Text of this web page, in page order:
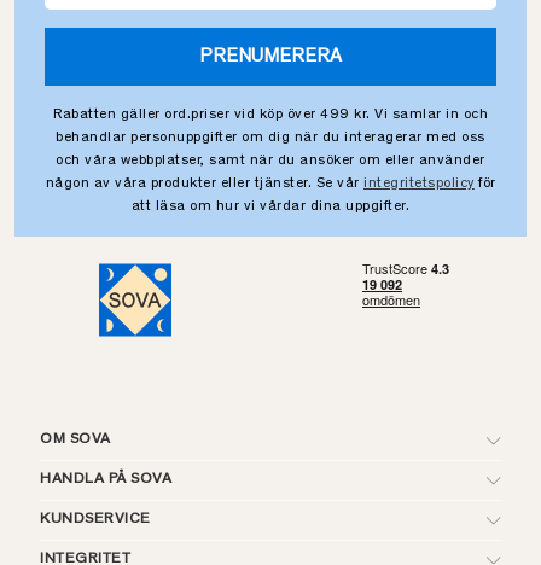
PRENUMERERA
Rabatten gäller ord.priser vid köp över 499 kr. Vi samlar in och
behandlar personuppgifter om dig när du interagerar med oss
och våra webbplatser, samt när du ansöker om eller använder
någon av våra produkter eller tjänster. Se vår integritetspolicy för
att läsa om hur vi vårdar dina uppgifter.
OM SOVA
HANDLA PÅ SOVA
KUNDSERVICE
INTEGRITET